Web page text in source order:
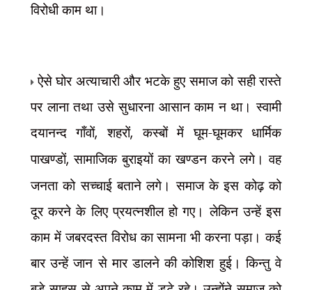
विरोधी काम था।
ऐसे घोर अत्याचारी और भटके हुए समाज को सही रास्ते
पर लाना तथा उसे सुधारना आसान काम न था। स्वामी
दयानन्द गाँवों,शहरों,कस्बों में घूम-घूमकर धार्मिक
पाखण्डों,सामाजिक बुराइयों का खण्डन करने लगे। वह
जनता को सच्चाई बताने लगे। समाज के इस कोढ़ को
दूर करने के लिए प्रयत्नशील हो गए। लेकिन उन्हें इस
काम में जबरदस्त विरोध का सामना भी करना पड़ा। कई
बार उन्हें जान से मार डालने की कोशिश हुई। किन्तु वे